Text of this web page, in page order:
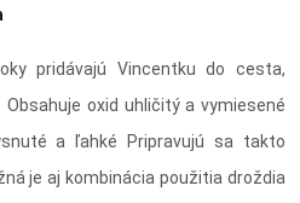
pridávajú Vincentku do cesta,
oxid uhličitý a vymiesené
a ľahké Pripravujú sa takto
je aj kombinácia použitia droždia